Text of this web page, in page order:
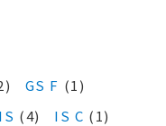
GS F (1)
IS (4) IS C (1)